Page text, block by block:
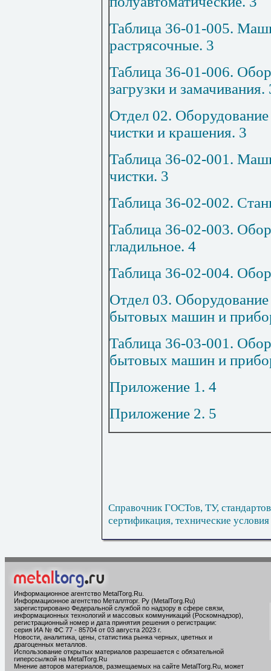
Таблица 36-01-005.
растрясочные. 3
Таблица 36-01-006.
загрузки и замачивания.
Отдел 02.
чистки и крашения. 3
Таблица 36-02-001.
чистки. 3
Таблица 36-02-002.
Таблица 36-02-003.
гладильное. 4
Таблица 36-02-004.
Отдел 03.
бытовых машин и
Таблица 36-03-001.
бытовых машин и
Приложение 1 . 4
Приложение 2. 5
Справочник ГОСТов, ТУ,
сертификация, технические условия
Информационное агентство MetalTorg.Ru
Информационное агентство Металлторг. Ру (MetalTorg.Ru)
зарегистрировано Федеральной службой по надзору в сфере связи,
информационных технологий и массовых коммуникаций (Роскомнадзор),
регистрационный номер и дата принятия решения о регистрации:
серия ИА № ФС 77 - 85704 от 03 августа 2023 г.
Новости, аналитика, цены, статистика рынка черных, цветных и
драгоценных металлов.
Использование открытых материалов разрешается с обязательной
гиперссылкой на MetalTorg.Ru
Мнение авторов материалов, размещаемых на сайте MetalTorg.Ru, может